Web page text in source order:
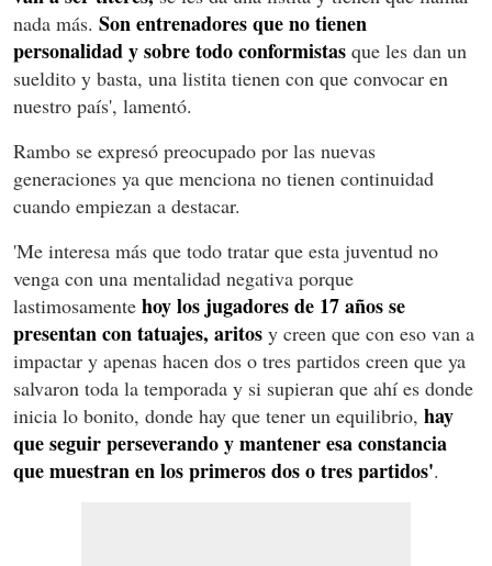
nada más. Son entrenadores que no tienen
personalidad y sobre todo conformistas que les dan un
sueldito y basta, una listita tienen con que convocar en
nuestro país', lamentó.
Rambo se expresó preocupado por las nuevas
generaciones ya que menciona no tienen continuidad
cuando empiezan a destacar.
'Me interesa más que todo tratar que esta juventud no
venga con una mentalidad negativa porque
lastimosamente hoy los jugadores de 17 años se
presentan con tatuajes, aritos y creen que con eso van a
impactar y apenas hacen dos o tres partidos creen que ya
salvaron toda la temporada y si supieran que ahí es donde
inicia lo bonito, donde hay que tener un equilibrio, hay
que seguir perseverando y mantener esa constancia
que muestran en los primeros dos o tres partidos'.